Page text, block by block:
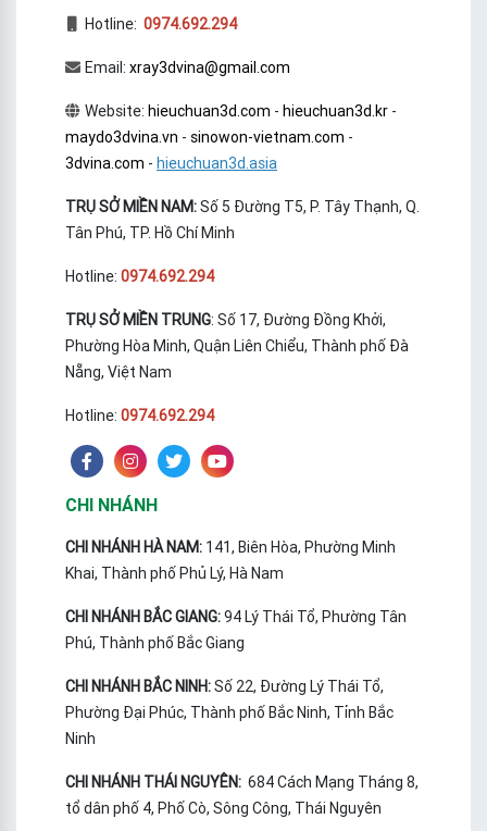
Hotline: 0974.692.294
Email: xray3dvina@gmail.com
Website: hieuchuan3d.com - hieuchuan3d.kr-
maydo3dvina.vn - sinowon-vietnam.com -
3dvina.com - hieuchuan3d.asia
TRỤ SỞ MIỀN NAM:Số 5 Đường T5, P. Tây Thạnh, Q.
Tân Phú, TP. Hồ Chí Minh
Hotline: 0974.692.294
TRỤ SỞ MIỀN TRUNG: Số 17, Đường Đồng Khởi,
Phường Hòa Minh, Quận Liên Chiểu, Thành phố Đà
Nẵng, Việt Nam
Hotline: 0974.692.294
CHI NHÁNH
CHI NHÁNH HÀ NAM: 141, Biên Hòa, Phường Minh
Khai, Thành phố Phủ Lý, Hà Nam
CHI NHÁNH BẮC GIANG:94 Lý Thái Tổ, Phường Tân
Phú, Thành phố Bắc Giang
CHI NHÁNH BẮC NINH:Số 22, Đường Lý Thái Tổ,
Phường Đại Phúc, Thành phố Bắc Ninh, Tỉnh Bắc
Ninh
CHI NHÁNH THÁI NGUYÊN: 684 Cách Mạng Tháng 8,
tổ dân phố 4, Phố Cò, Sông Công, Thái Nguyên